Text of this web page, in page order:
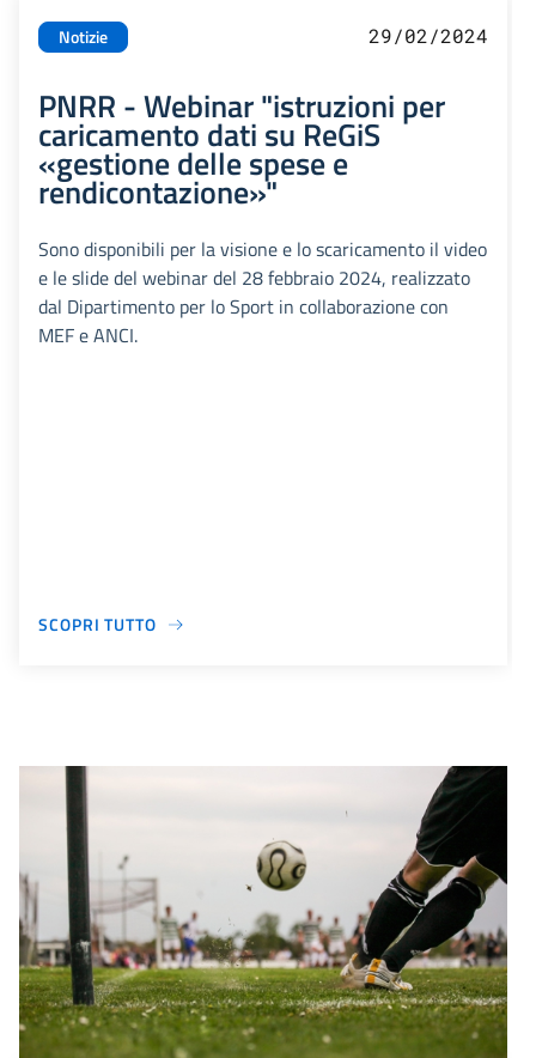
Notizie 29/02/2024
PNRR - Webinar "istruzioni per
caricamento dati su ReGiS
«gestione delle spese e
rendicontazione»"
Sono disponibili per la visione e lo scaricamento il video
e le slide del webinar del 28 febbraio 2024, realizzato
dal Dipartimento per lo Sport in collaborazione con
MEF e ANCI.
SCOPRI TUTTO